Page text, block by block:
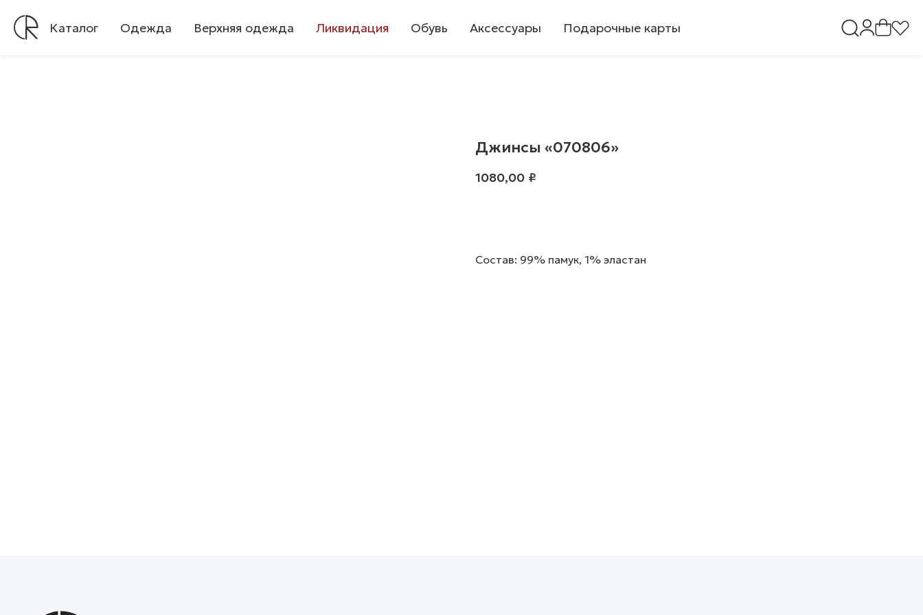
Каталог Одежда Верхняя одежда Ликвидация Обувь Аксессуары Подарочные карты
Джинсы «070806»
1080,00 ₽
Состав: 99% памук, 1% эластан